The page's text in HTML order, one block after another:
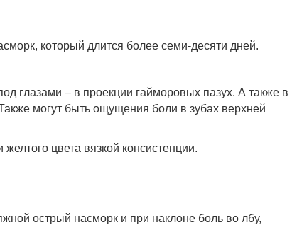
который длится более семи-десяти дней.
глазами – в проекции гайморовых пазух. А также в
могут быть ощущения боли в зубах верхней
цвета вязкой консистенции.
острый насморк и при наклоне боль во лбу,